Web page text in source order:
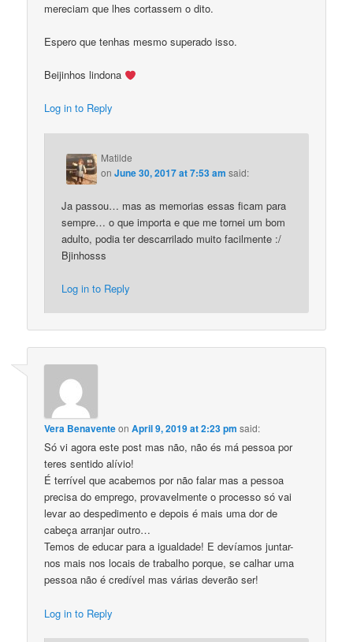
mereciam que lhes cortassem o dito.
Espero que tenhas mesmo superado isso.
Beijinhos lindona
Log in to Reply
Matilde
onJune 30, 2017 at 7:53 am said:
Ja passou… mas as memorias essas ficam para
sempre… o que importa e que me tornei um bom
adulto, podia ter descarrilado muito facilmente :/
Bjinhosss
Log in to Reply
Vera BenaventeonApril 9, 2019 at 2:23 pm said:
Só vi agora este post mas não, não és má pessoa por
teres sentido alívio!
É terrível que acabemos por não falar mas a pessoa
precisa do emprego, provavelmente o processo só vai
levar ao despedimento e depois é mais uma dor de
cabeça arranjar outro…
Temos de educar para a igualdade! E devíamos juntar-
nos mais nos locais de trabalho porque, se calhar uma
pessoa não é credível mas várias deverão ser!
Log in to Reply